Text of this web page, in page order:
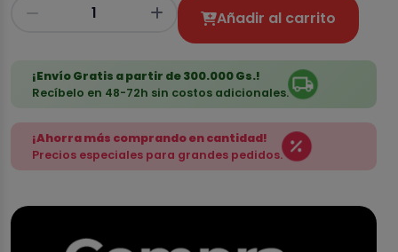
Añadir al carrito
¡Envío Gratis a partir de 300.000 Gs.!
Recíbelo en 48-72h sin costos adicionales.
¡Ahorra más comprando en cantidad!
Precios especiales para grandes pedidos.